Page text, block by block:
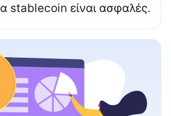
stablecoin είναι ασφαλές.